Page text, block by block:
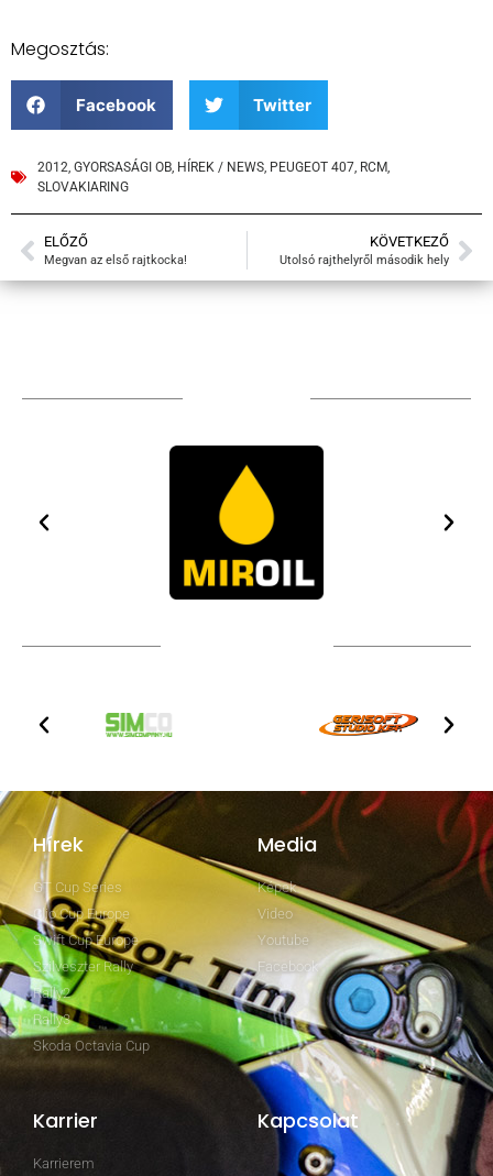
Megosztás:
Facebook Twitter
2012, GYORSASÁGI OB, HÍREK / NEWS, PEUGEOT 407, RCM,
SLOVAKIARING
ELŐZŐ
Megvan az első rajtkocka!
KÖVETKEZŐ
Utolsó rajthelyről második hely
Hírek
GT Cup Series
Clio Cup Europe
Swift Cup Europe
Szilveszter Rally
Rally2
Rally3
Skoda Octavia Cup
Media
Képek
Video
Youtube
Facebook
Karrier
Karrierem
Kapcsolat